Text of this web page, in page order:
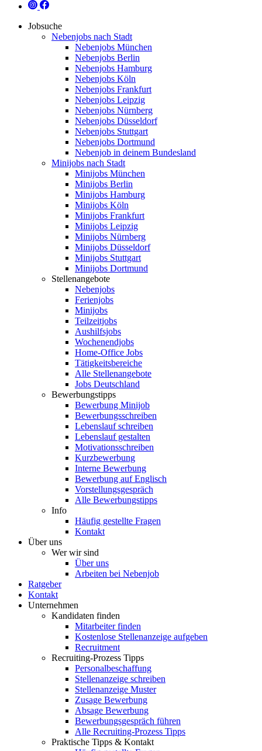
Jobsuche
Nebenjobs nach Stadt
Nebenjobs München
Nebenjobs Berlin
Nebenjobs Hamburg
Nebenjobs Köln
Nebenjobs Frankfurt
Nebenjobs Leipzig
Nebenjobs Nürnberg
Nebenjobs Düsseldorf
Nebenjobs Stuttgart
Nebenjobs Dortmund
Nebenjob in deinem Bundesland
Minijobs nach Stadt
Minijobs München
Minijobs Berlin
Minijobs Hamburg
Minijobs Köln
Minijobs Frankfurt
Minijobs Leipzig
Minijobs Nürnberg
Minijobs Düsseldorf
Minijobs Stuttgart
Minijobs Dortmund
Stellenangebote
Nebenjobs
Ferienjobs
Minijobs
Teilzeitjobs
Aushilfsjobs
Wochenendjobs
Home-Office Jobs
Tätigkeitsbereiche
Alle Stellenangebote
Jobs Deutschland
Bewerbungstipps
Bewerbung Minijob
Bewerbungsschreiben
Lebenslauf schreiben
Lebenslauf gestalten
Motivationsschreiben
Kurzbewerbung
Interne Bewerbung
Bewerbung auf Englisch
Vorstellungsgespräch
Alle Bewerbungstipps
Info
Häufig gestellte Fragen
Kontakt
Über uns
Wer wir sind
Über uns
Arbeiten bei Nebenjob
Ratgeber
Kontakt
Unternehmen
Kandidaten finden
Mitarbeiter finden
Kostenlose Stellenanzeige aufgeben
Recruitment
Recruiting-Prozess Tipps
Personalbeschaffung
Stellenanzeige schreiben
Stellenanzeige Muster
Zusage Bewerbung
Absage Bewerbung
Bewerbungsgespräch führen
Alle Recruiting-Prozess Tipps
Praktische Tipps & Kontakt